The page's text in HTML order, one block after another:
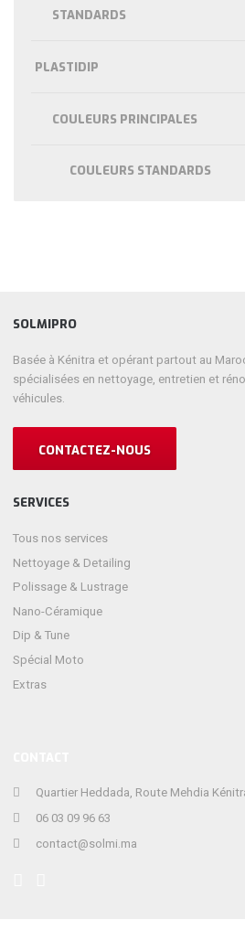
STANDARDS
PLASTIDIP
COULEURS PRINCIPALES
COULEURS STANDARDS
Quartier Heddada, Route Mehdia
06 03 09 96 63
contact@solmi.ma
SOLMIPRO
Basée à Kénitra et opérant partout au
spécialisées en nettoyage, entretien et
véhicules.
CONTACTEZ-NOUS
SERVICES
Tous nos services
Nettoyage & Detailing
Polissage & Lustrage
Nano-Céramique
Dip & Tune
Spécial Moto
Extras